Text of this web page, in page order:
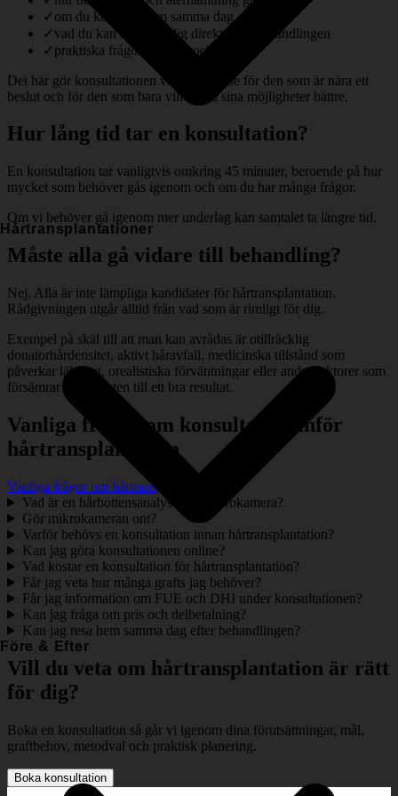
Hårtransplantationer
Före & Efter
✓ om du kan resa hem samma dag
✓vad du kan förvänta dig direkt efter behandlingen
✓ praktiska frågor om resa och boende
Det här gör konsultationen värdefull både för den som är nära ett
beslut och för den som bara vill förstå sina möjligheter bättre.
Hur lång tid tar en konsultation?
En konsultation tar vanligtvis omkring 45 minuter, beroende på hur
mycket som behöver gås igenom och om du har många frågor.
Om vi behöver gå igenom mer underlag kan samtalet ta längre tid.
Måste alla gå vidare till behandling?
Nej. Alla är inte lämpliga kandidater för hårtransplantation.
Rådgivningen utgår alltid från vad som är rimligt för dig.
Exempel på skäl till att man kan avrådas är otillräcklig
donatorhårdensitet, aktivt håravfall, medicinska tillstånd som
påverkar läkning, orealistiska förväntningar eller andra faktorer som
försämrar möjligheten till ett bra resultat.
Vanliga frågor om konsultation inför
hårtransplantation
Vanliga frågor om hårtransplantation
Vad är en hårbottensanalys med mikrokamera?
Gör mikrokameran ont?
Varför behövs en konsultation innan hårtransplantation?
Kan jag göra konsultationen online?
Vad kostar en konsultation för hårtransplantation?
Får jag veta hur många grafts jag behöver?
Får jag information om FUE och DHI under konsultationen?
Kan jag fråga om pris och delbetalning?
Kan jag resa hem samma dag efter behandlingen?
Vill du veta om hårtransplantation är rätt
för dig?
Boka en konsultation så går vi igenom dina förutsättningar, mål,
graftbehov, metodval och praktisk planering.
Boka konsultation